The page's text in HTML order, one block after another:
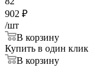
902 ₽
/шт
В корзину
Купить в один клик
В корзину